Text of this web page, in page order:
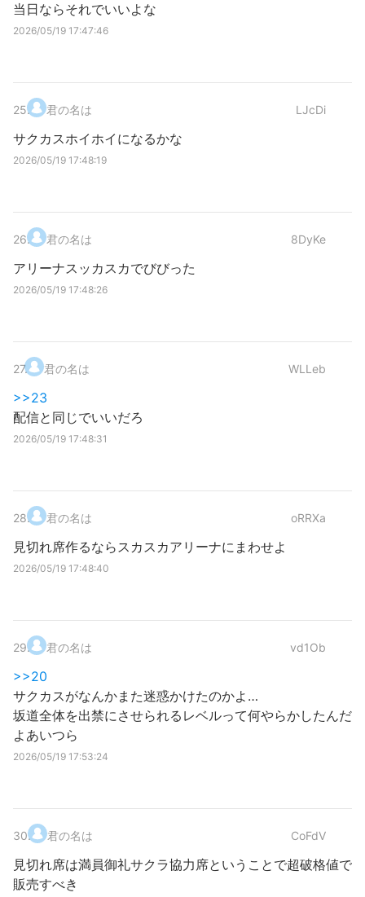
当日ならそれでいいよな
2026/05/19 17:47:46
25. 君の名は LJcDi
サクカスホイホイになるかな
2026/05/19 17:48:19
26. 君の名は 8DyKe
アリーナスッカスカでびびった
2026/05/19 17:48:26
27. 君の名は WLLeb
>>23
配信と同じでいいだろ
2026/05/19 17:48:31
28. 君の名は oRRXa
見切れ席作るならスカスカアリーナにまわせよ
2026/05/19 17:48:40
29. 君の名は vd1Ob
>>20
サクカスがなんかまた迷惑かけたのかよ…
坂道全体を出禁にさせられるレベルって何やらかしたんだ
よあいつら
2026/05/19 17:53:24
30. 君の名は CoFdV
見切れ席は満員御礼サクラ協力席ということで超破格値で
販売すべき